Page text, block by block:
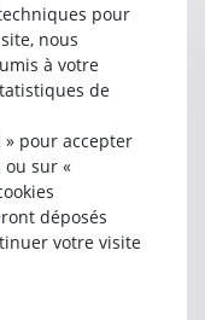
pour
nous
à votre
de
» pour accepter
ou sur «
déposés
votre visite